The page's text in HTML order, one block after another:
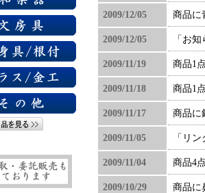
2009/12/05 商品に
2009/12/05 「お
2009/11/19 商品1
2009/11/18 商品1
2009/11/17 商品に
2009/11/05 「リ
2009/11/04 商品4
2009/10/29 商品に